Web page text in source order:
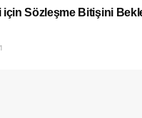
için Sözleşme Bitişini